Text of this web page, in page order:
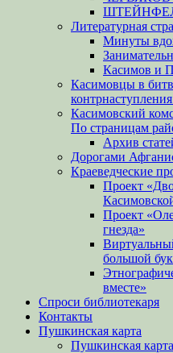
Литературная
Минуты
Касимов и
Касимовцы в
Касимовский
По страницам
Архив
Дорогами
Краеведческие
Проект
Проект
гнезда»
большой
вместе»
Спроси библиотекаря
Контакты
Пушкинская карта
Пушкинская